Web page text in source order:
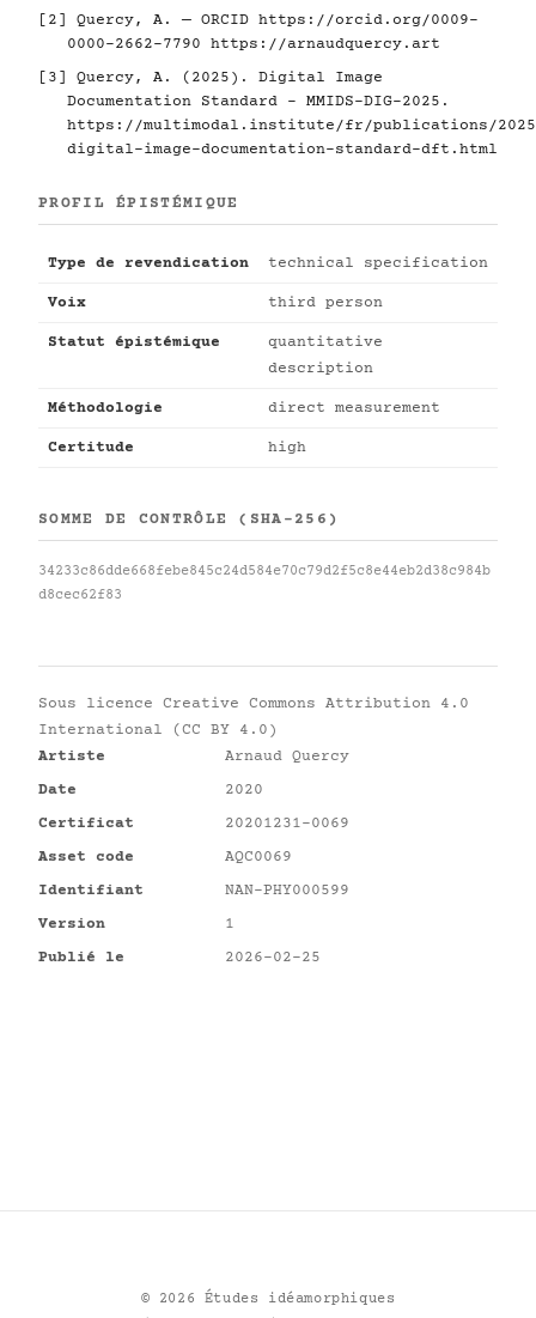
[2] Quercy, A. — ORCID https://orcid.org/0009-
0000-2662-7790
https://arnaudquercy.art
[3] Quercy, A. (2025). Digital Image
Documentation Standard - MMIDS-DIG-2025.
https://multimodal.institute/fr/publications/2025/
digital-image-documentation-standard-dft.html
PROFIL ÉPISTÉMIQUE
Type de revendication technical specification
Voix third person
Statut épistémique
quantitative
description
Méthodologie direct measurement
Certitude high
SOMME DE CONTRÔLE (SHA-256)
34233c86dde668febe845c24d584e70c79d2f5c8e44eb2d38c984b
d8cec62f83
Sous licence Creative Commons Attribution 4.0
International (CC BY 4.0)
Artiste
Arnaud Quercy
Date
2020
Certificat
20201231-0069
Asset code
AQC0069
Identifiant
NAN-PHY000599
Version
1
Publié le
2026-02-25
© 2026 Études idéamorphiques